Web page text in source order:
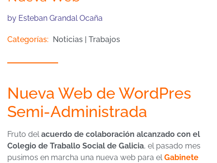
by Esteban Grandal Ocaña
Categorías: Noticias Trabajos
Nueva Web de WordPres
Semi-Administrada
Fruto delacuerdo de colaboración alcanzado con el
Colegio de Traballo Social de Galicia, el pasado mes
pusimos en marcha una nueva web para elGabinete